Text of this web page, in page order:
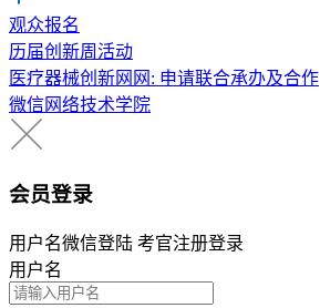
观众报名
历届创新周活动
医疗器械创新网网: 申请联合承办及合作
微信网络技术学院
会员登录
用户名微信登陆 考官注册登录
用户名